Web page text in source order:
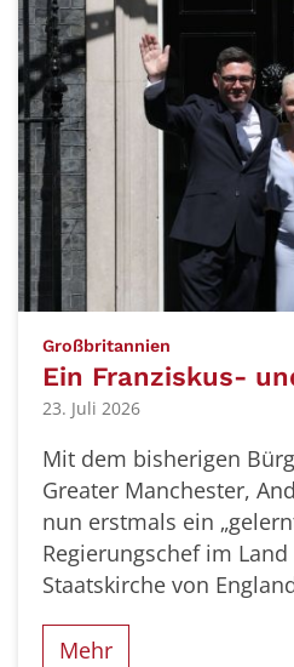
Großbritannien
Ein Franziskus-
23. Juli 2026
Mit dem bisherigen
Greater Manchester,
nun erstmals ein
Regierungschef im
Staatskirche von
Mehr